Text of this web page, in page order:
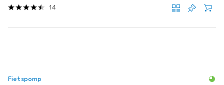
14
Fietspomp